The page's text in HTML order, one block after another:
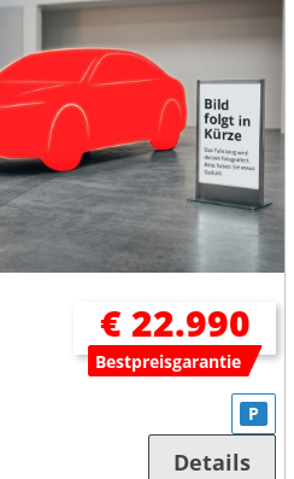
€ 22.990
Bestpreisgarantie
P
Details